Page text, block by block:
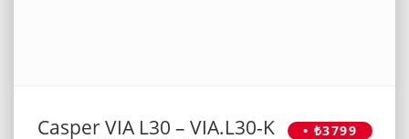
• ₺3799
Casper VIA L30 – VIA.L30-K